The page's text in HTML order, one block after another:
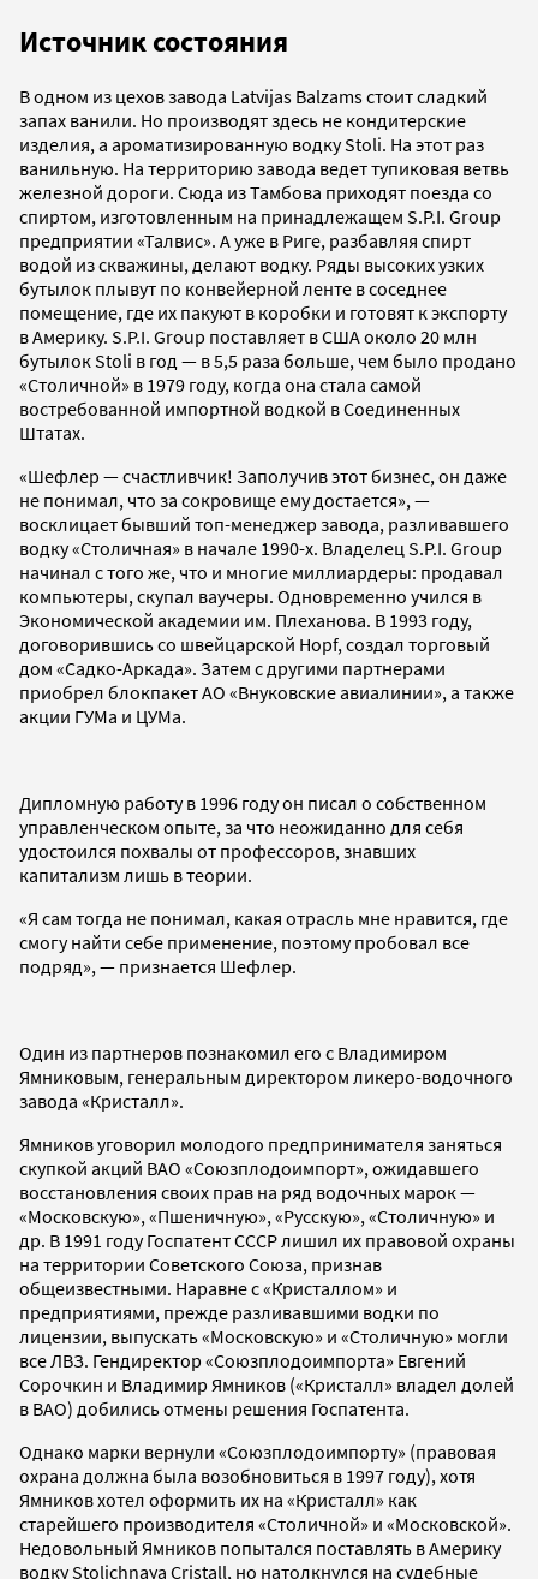
Источник состояния
В одном из цехов завода Latvijas Balzams стоит сладкий
запах ванили. Но производят здесь не кондитерские
изделия, а ароматизированную водку Stoli. На этот раз
ванильную. На территорию завода ведет тупиковая ветвь
железной дороги. Сюда из Тамбова приходят поезда со
спиртом, изготовленным на принадлежащем S.P.I. Group
предприятии «Талвис». А уже в Риге, разбавляя спирт
водой из скважины, делают водку. Ряды высоких узких
бутылок плывут по конвейерной ленте в соседнее
помещение, где их пакуют в коробки и готовят к экспорту
в Америку. S.P.I. Group поставляет в США около 20 млн
бутылок Stoli в год — в 5,5 раза больше, чем было продано
«Столичной» в 1979 году, когда она стала самой
востребованной импортной водкой в Соединенных
Штатах.
«Шефлер — счастливчик! Заполучив этот бизнес, он даже
не понимал, что за сокровище ему достается», —
восклицает бывший топ-менеджер завода, разливавшего
водку «Столичная» в начале 1990-х. Владелец S.P.I. Group
начинал с того же, что и многие миллиардеры: продавал
компьютеры, скупал ваучеры. Одновременно учился в
Экономической академии им. Плеханова. В 1993 году,
договорившись со швейцарской Hopf, создал торговый
дом «Садко-Аркада». Затем с другими партнерами
приобрел блокпакет АО «Внуковские авиалинии», а также
акции ГУМа и ЦУМа.
Дипломную работу в 1996 году он писал о собственном
управленческом опыте, за что неожиданно для себя
удостоился похвалы от профессоров, знавших
капитализм лишь в теории.
«Я сам тогда не понимал, какая отрасль мне нравится, где
смогу найти себе применение, поэтому пробовал все
подряд», — признается Шефлер.
Один из партнеров познакомил его с Владимиром
Ямниковым, генеральным директором ликеро-водочного
завода «Кристалл».
Ямников уговорил молодого предпринимателя заняться
скупкой акций ВАО «Союзплодоимпорт», ожидавшего
восстановления своих прав на ряд водочных марок —
«Московскую», «Пшеничную», «Русскую», «Столичную» и
др. В 1991 году Госпатент СССР лишил их правовой охраны
на территории Советского Союза, признав
общеизвестными. Наравне с «Кристаллом» и
предприятиями, прежде разливавшими водки по
лицензии, выпускать «Московскую» и «Столичную» могли
все ЛВЗ. Гендиректор «Союзплодоимпорта» Евгений
Сорочкин и Владимир Ямников («Кристалл» владел долей
в ВАО) добились отмены решения Госпатента.
Однако марки вернули «Союзплодоимпорту» (правовая
охрана должна была возобновиться в 1997 году), хотя
Ямников хотел оформить их на «Кристалл» как
старейшего производителя «Столичной» и «Московской».
Недовольный Ямников попытался поставлять в Америку
водку Stolichnaya Cristall, но натолкнулся на судебные